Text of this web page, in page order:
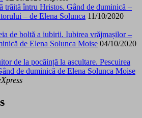
trăită întru Hristos. Gând de duminică –
– de Elena Solunca 11/10/2020
de boltă a iubirii. Iubirea vrăjmașilor –
de Elena Solunca Moise 04/10/2020
de la pocăință la ascultare. Pescuirea
de duminică de Elena Solunca Moise